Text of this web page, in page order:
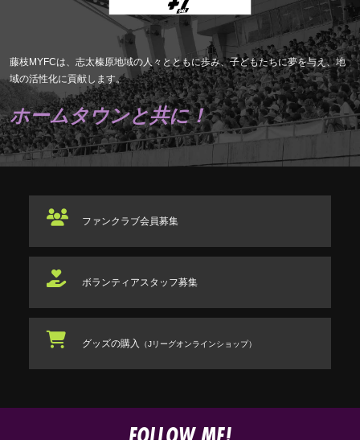
藤枝MYFCは、志太榛原地域の人々とともに歩み、子どもたちに夢を与え、地
域の活性化に貢献します。
ホームタウンと共に！
ファンクラブ会員募集
ボランティアスタッフ募集
グッズの購入 （Jリーグオンラインショップ）